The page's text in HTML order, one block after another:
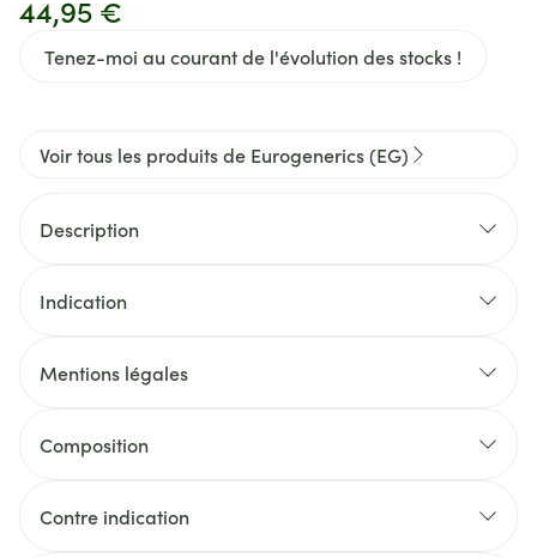
44,95 €
Tenez-moi au courant de l'évolution des stocks !
Voir tous les produits de Eurogenerics (EG)
Description
Indication
Mentions légales
Composition
Contre indication